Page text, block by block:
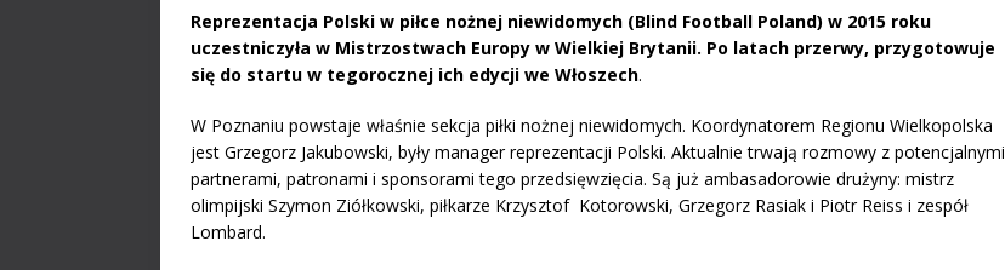
Reprezentacja Polski w piłce nożnej niewidomych (Blind Football Poland) w 2015 roku
uczestniczyła w Mistrzostwach Europy w Wielkiej Brytanii. Po latach przerwy, przygotowuje
się do startu w tegorocznej ich edycji we Włoszech.
W Poznaniu powstaje właśnie sekcja piłki nożnej niewidomych. Koordynatorem Regionu Wielkopolska
jest Grzegorz Jakubowski, były manager reprezentacji Polski. Aktualnie trwają rozmowy z potencjalnymi
partnerami, patronami i sponsorami tego przedsięwzięcia. Są już ambasadorowie drużyny: mistrz
olimpijski Szymon Ziółkowski, piłkarze Krzysztof Kotorowski, Grzegorz Rasiak i Piotr Reiss i zespół
Lombard.